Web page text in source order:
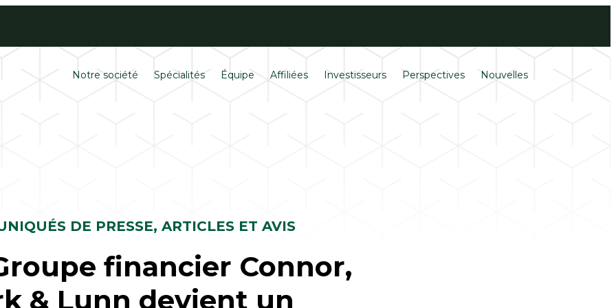
Notre société Spécialités Équipe Affiliées Investisseurs Perspectives Nouvelles
DE PRESSE, ARTICLES ET AVIS
financier Connor,
& Lunn devient un